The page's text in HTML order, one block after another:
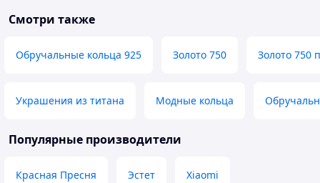
Смотри также
Обручальные кольца 925 Золото 750 Золото 750
Украшения из титана Модные кольца
Популярные производители
Красная Пресня Эстет Xiaomi